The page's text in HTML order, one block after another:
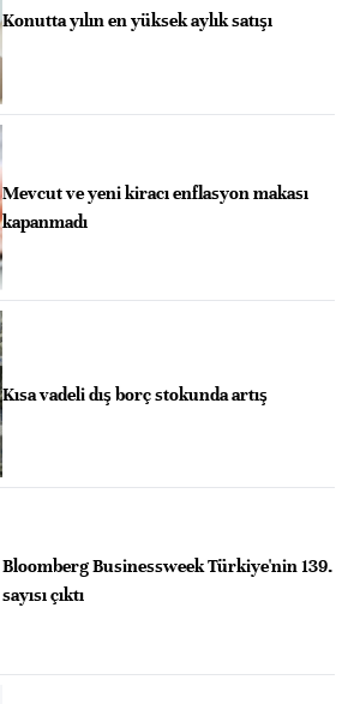
Konutta yılın en yüksek aylık satışı
Mevcut ve yeni kiracı enflasyon makası
kapanmadı
Kısa vadeli dış borç stokunda artış
Bloomberg Businessweek Türkiye'nin 139.
sayısı çıktı